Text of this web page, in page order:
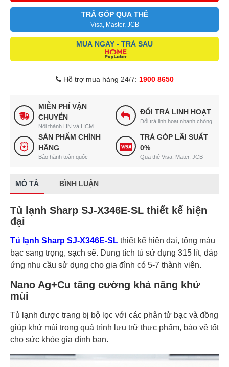
TRẢ GÓP QUA THẺ
Visa, Master, JCB
MUA NGAY - TRẢ SAU
Hỗ trợ mua hàng 24/7: 1900 8650
MIỄN PHÍ VẬN
CHUYỂN
Nội thành HN và HCM
ĐỔI TRẢ LINH HOẠT
Đổi trả linh hoạt nhanh chóng
SẢN PHẨM CHÍNH
HÃNG
Bảo hành toàn quốc
TRẢ GÓP LÃI SUẤT
0%
Qua thẻ Visa, Mater, JCB
MÔ TẢ BÌNH LUẬN
Tủ lạnh Sharp SJ-X346E-SL thiết kế hiện
đại
Tủ lạnh Sharp SJ-X346E-SL thiết kế hiện đại, tông màu
bạc sang trọng, sạch sẽ. Dung tích tủ sử dụng 315 lít, đáp
ứng nhu cầu sử dụng cho gia đình có 5-7 thành viên.
Nano Ag+Cu tăng cường khả năng khử
mùi
Tủ lạnh được trang bị bộ lọc với các phân tử bạc và đồng
giúp khử mùi trong quá trình lưu trữ thực phẩm, bảo vệ tốt
cho sức khỏe gia đình bạn.